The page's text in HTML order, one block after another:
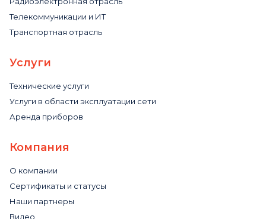
Телекоммуникации и ИТ
Транспортная отрасль
Услуги
Технические услуги
Услуги в области эксплуатации сети
Аренда приборов
Компания
О компании
Сертификаты и статусы
Наши партнеры
Видео